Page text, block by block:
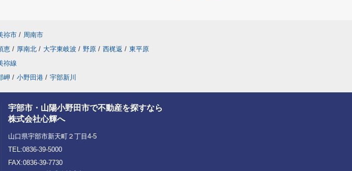
祢市 / 周南市
恵 / 厚南北 / 大字東岐波 / 野原 / 西梶返 / 東平原
祢線
岬 / 小野田港 / 宇部新川
宇部市・山陽小野田市で不動産を探すなら
株式会社心輝へ
山口県宇部市新天町２丁目4-5
TEL:0836-39-5000
FAX:0836-39-7730